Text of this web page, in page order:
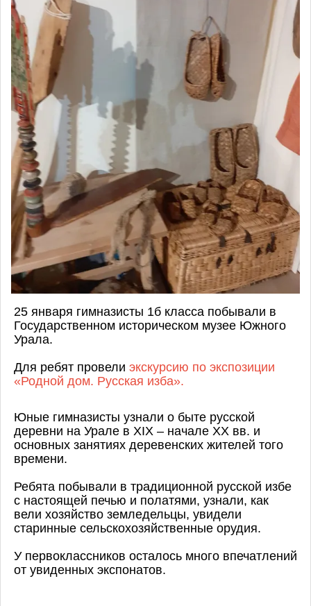
25 января гимназисты 1б класса побывали в
Государственном историческом музее Южного
Урала.
Для ребят провели экскурсию по экспозиции
«Родной дом. Русская изба».
Юные гимназисты узнали о быте русской
деревни на Урале в XIX – начале XX вв. и
основных занятиях деревенских жителей того
времени.
Ребята побывали в традиционной русской избе
с настоящей печью и полатями, узнали, как
вели хозяйство земледельцы, увидели
старинные сельскохозяйственные орудия.
У первоклассников осталось много впечатлений
от увиденных экспонатов.